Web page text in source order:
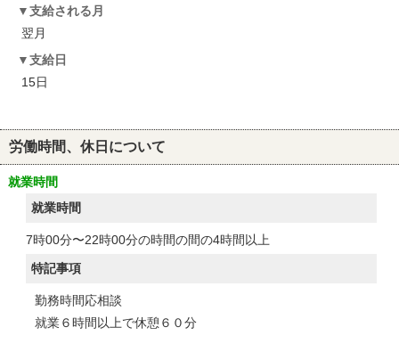
支給される月
翌月
支給日
15日
労働時間、休日について
就業時間
就業時間
7時00分〜22時00分の時間の間の4時間以上
特記事項
勤務時間応相談
就業６時間以上で休憩６０分